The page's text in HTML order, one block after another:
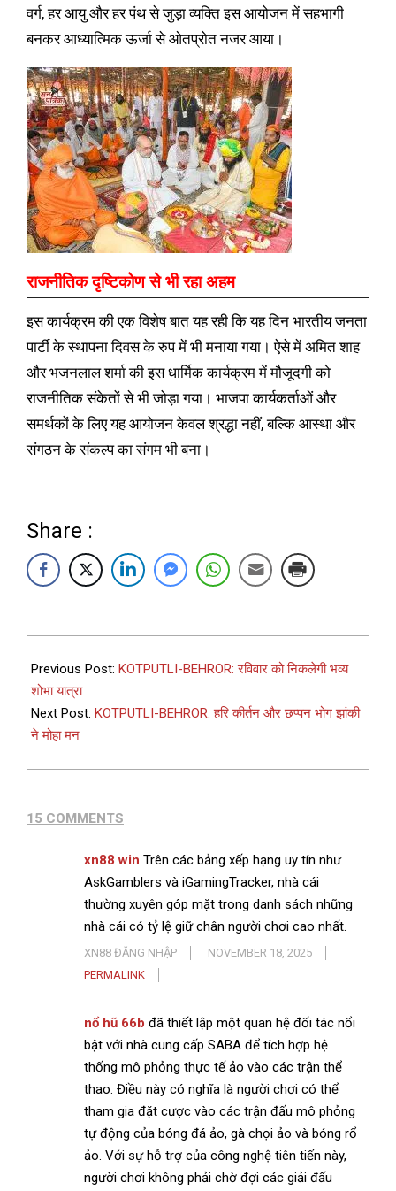
वर्ग, हर आयु और हर पंथ से जुड़ा व्यक्ति इस आयोजन में सहभागी
बनकर आध्यात्मिक ऊर्जा से ओतप्रोत नजर आया।
राजनीतिक दृष्टिकोण से भी रहा अहम
इस कार्यक्रम की एक विशेष बात यह रही कि यह दिन भारतीय जनता
पार्टी के स्थापना दिवस के रुप में भी मनाया गया। ऐसे में अमित शाह
और भजनलाल शर्मा की इस धार्मिक कार्यक्रम में मौजूदगी को
राजनीतिक संकेतों से भी जोड़ा गया। भाजपा कार्यकर्ताओं और
समर्थकों के लिए यह आयोजन केवल श्रद्धा नहीं, बल्कि आस्था और
संगठन के संकल्प का संगम भी बना।
Share :
Previous Post: KOTPUTLI-BEHROR: रविवार को निकलेगी भव्य
शोभा यात्रा
Next Post: KOTPUTLI-BEHROR: हरि कीर्तन और छप्पन भोग झांकी
ने मोहा मन
15 COMMENTS
xn88 win Trên các bảng xếp hạng uy tín như
AskGamblers và iGamingTracker, nhà cái
thường xuyên góp mặt trong danh sách những
nhà cái có tỷ lệ giữ chân người chơi cao nhất.
XN88 ĐĂNG NHẬP
NOVEMBER 18, 2025
PERMALINK
nổ hũ 66b đã thiết lập một quan hệ đối tác nổi
bật với nhà cung cấp SABA để tích hợp hệ
thống mô phỏng thực tế ảo vào các trận thể
thao. Điều này có nghĩa là người chơi có thể
tham gia đặt cược vào các trận đấu mô phỏng
tự động của bóng đá ảo, gà chọi ảo và bóng rổ
ảo. Với sự hỗ trợ của công nghệ tiên tiến này,
người chơi không phải chờ đợi các giải đấu